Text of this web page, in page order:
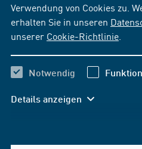
Verwendung von Cookies zu.
erhalten Sie in unseren
unserer Cookie-Richtlinie
Notwendig
Details anzeigen